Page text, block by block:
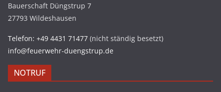
Bauerschaft Düngstrup 7
27793 Wildeshausen
Telefon: +49 4431 71477 (nicht ständig besetzt)
info@feuerwehr-duengstrup.de
NOTRUF